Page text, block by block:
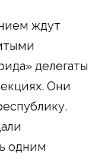
ждут
делегаты
Они
одним